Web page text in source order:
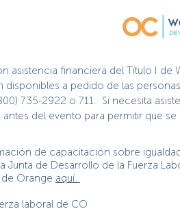
asistencia financiera del Título I
disponibles a pedido de las
735-2922 o 711. Si necesita
del evento para permitir que
de capacitación sobre
Junta de Desarrollo de la Fuerza
Orange aquí.
laboral de CO